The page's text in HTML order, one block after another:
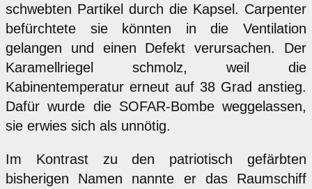
schwebten Partikel durch die Kapsel. Carpenter
befürchtete sie könnten in die Ventilation
gelangen und einen Defekt verursachen. Der
Karamellriegel schmolz, weil die
Kabinentemperatur erneut auf 38 Grad anstieg.
Dafür wurde die SOFAR-Bombe weggelassen,
sie erwies sich als unnötig.
Im Kontrast zu den patriotisch gefärbten
bisherigen Namen nannte er das Raumschiff